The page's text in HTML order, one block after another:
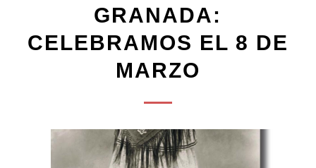
GRANADA:
CELEBRAMOS EL 8 DE
MARZO